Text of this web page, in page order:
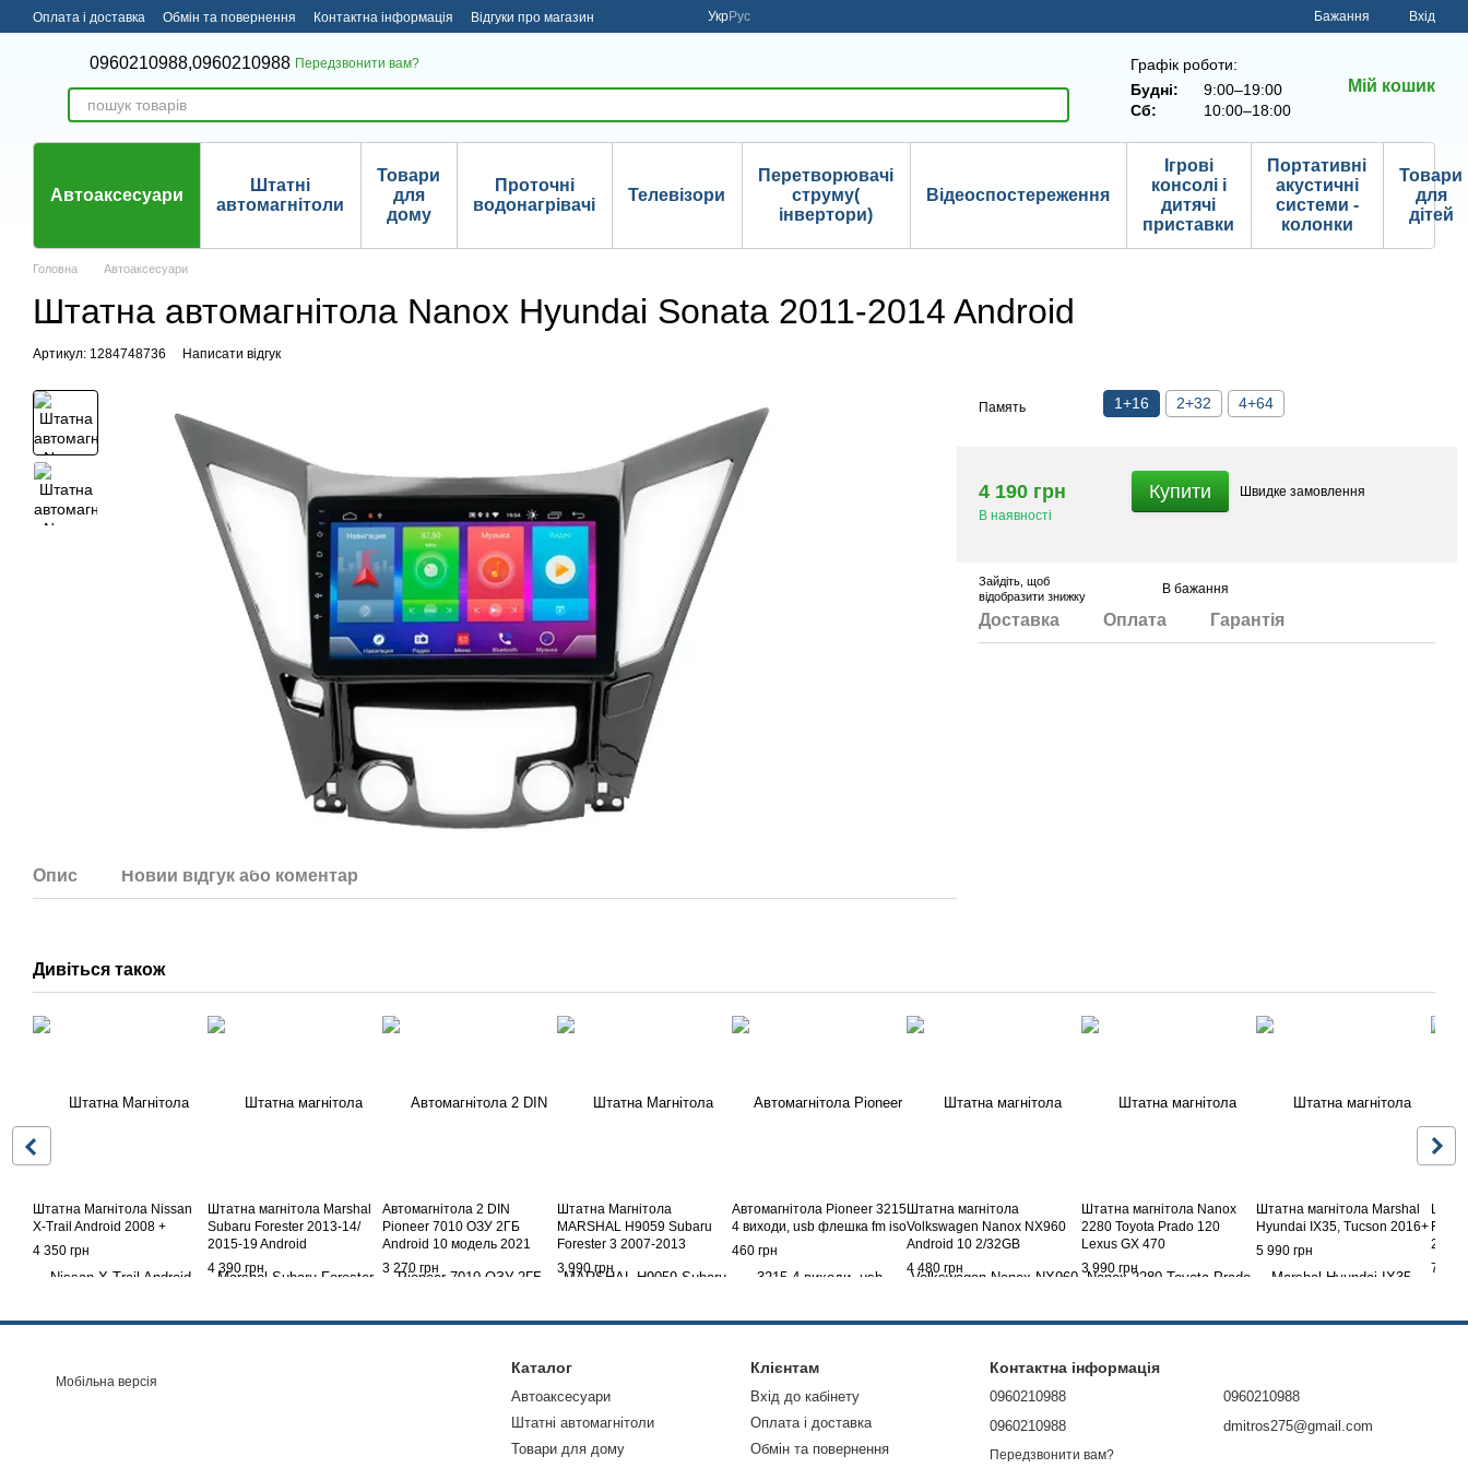
Перейти до основного контенту
Оплата і доставка Обмін та повернення Контактна інформація Відгуки про магазин УкрРус Бажання Вхід
0960210988,0960210988 Передзвонити вам?
Графік роботи:
Будні:
9:00–19:00
Сб:
10:00–18:00
Мій кошик
Автоаксесуари
Штатні
автомагнітоли
Товари
для
дому
Проточні
водонагрівачі
Телевізори
Перетворювачі
струму(
інвертори)
Відеоспостереження
Ігрові
консолі і
дитячі
приставки
Портативні
акустичні
системи -
колонки
Товари
для
дітей
Головна Автоаксесуари
Штатна автомагнітола Nanox Hyundai Sonata 2011-2014 Android
Артикул: 1284748736 Написати відгук
Опис Новий відгук або коментар
Память 1+16 2+32 4+64
4 190 грн
В наявності
Купити Швидке замовлення
Зайдіть , щоб
відобразити знижку
В бажання
Доставка Оплата Гарантія
Дивіться також
Штатна Магнітола Nissan
X-Trail Android 2008 +
4 350 грн
Штатна магнітола Marshal
Subaru Forester 2013-14/
2015-19 Android
4 390 грн
Автомагнітола 2 DIN
Pioneer 7010 ОЗУ 2ГБ
Android 10 модель 2021
року Wi-Fi, Bluetooth, Gps
3 270 грн
Штатна Магнітола
MARSHAL H9059 Subaru
Forester 3 2007-2013
3 990 грн
Автомагнітола Pioneer 3215
4 виходи, usb флешка fm iso
460 грн
Штатна магнітола
Volkswagen Nanox NX960
Android 10 2/32GB
4 480 грн
Штатна магнітола Nanox
2280 Toyota Prado 120
Lexus GX 470
3 990 грн
Штатна магнітола Marshal
Hyundai IX35, Tucson 2016+
5 990 грн
2007-
7 290
Мобільна версія
Каталог
Автоаксесуари
Штатні автомагнітоли
Товари для дому
Клієнтам
Вхід до кабінету
Оплата і доставка
Обмін та повернення
Контактна інформація
0960210988
0960210988
Передзвонити вам?
0960210988
dmitros275@gmail.com